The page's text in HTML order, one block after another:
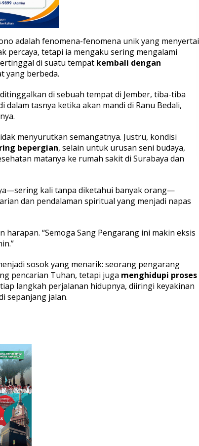
adalah fenomena-fenomena unik yang menyertai
percaya, tetapi ia mengaku sering mengalami
di suatu tempat kembali dengan
yang berbeda.
di sebuah tempat di Jember, tiba-tiba
dalam tasnya ketika akan mandi di Ranu Bedali,
menyurutkan semangatnya. Justru, kondisi
bepergian, selain untuk urusan seni budaya,
matanya ke rumah sakit di Surabaya dan
kali tanpa diketahui banyak orang—
dan pendalaman spiritual yang menjadi napas
“Semoga Sang Pengarang ini makin eksis
sosok yang menarik: seorang pengarang
pencarian Tuhan, tetapi juga menghidupi proses
langkah perjalanan hidupnya, diiringi keyakinan
sepanjang jalan.